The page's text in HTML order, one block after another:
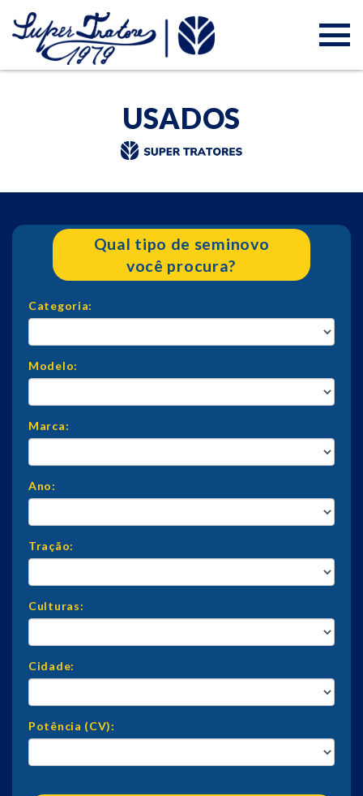
USADOS
Qual tipo de seminovo
você procura?
Categoria:
Modelo:
Marca:
Ano:
Tração:
Culturas:
Cidade:
Potência (CV):